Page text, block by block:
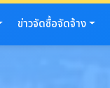
ข่าวจัดซื้อจัดจ้าง